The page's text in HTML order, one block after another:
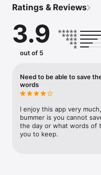
langue française conjugués
● Un dictionnaire des
les plus riches de la langue
● Un dictionnaire historique
l’histoire, et bien plus avec
Pour les utilisateurs d’iPod
accessible seulement en
Vous souhaitez nous faire
problème ? Contactez-nous
iphone@linternaute.com
Ratings & Reviews
3.9
out of 5
Need to be able to save
words
I enjoy this app very
bummer is you cannot
the day or what words of
you to keep.